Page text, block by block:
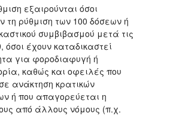
εξαιρούνται όσοι
ρύθμιση των 100 δόσεων ή
συμβιβασμού μετά τις
όσοι έχουν καταδικαστεί
για φοροδιαφυγή ή
καθώς και οφειλές που
ανάκτηση κρατικών
ή που απαγορεύεται η
από άλλους νόμους (π.χ.